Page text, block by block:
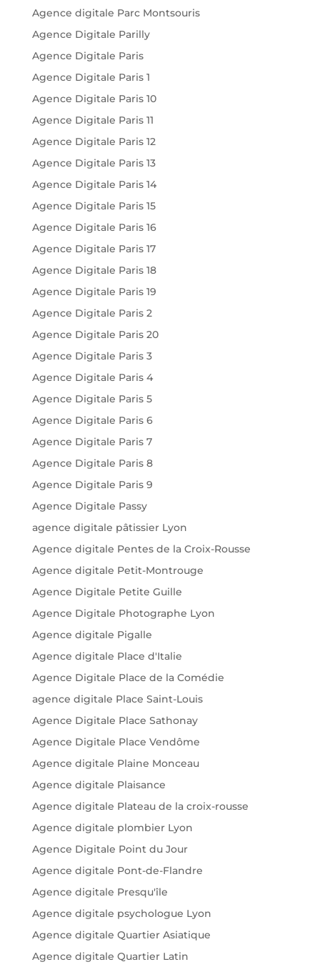
Agence digitale Parc Montsouris
Agence Digitale Parilly
Agence Digitale Paris
Agence Digitale Paris 1
Agence Digitale Paris 10
Agence Digitale Paris 11
Agence Digitale Paris 12
Agence Digitale Paris 13
Agence Digitale Paris 14
Agence Digitale Paris 15
Agence Digitale Paris 16
Agence Digitale Paris 17
Agence Digitale Paris 18
Agence Digitale Paris 19
Agence Digitale Paris 2
Agence Digitale Paris 20
Agence Digitale Paris 3
Agence Digitale Paris 4
Agence Digitale Paris 5
Agence Digitale Paris 6
Agence Digitale Paris 7
Agence Digitale Paris 8
Agence Digitale Paris 9
Agence Digitale Passy
agence digitale pâtissier Lyon
Agence digitale Pentes de la Croix-Rousse
Agence digitale Petit-Montrouge
Agence Digitale Petite Guille
Agence Digitale Photographe Lyon
Agence digitale Pigalle
Agence digitale Place d'Italie
Agence Digitale Place de la Comédie
agence digitale Place Saint-Louis
Agence Digitale Place Sathonay
Agence Digitale Place Vendôme
Agence digitale Plaine Monceau
Agence digitale Plaisance
Agence digitale Plateau de la croix-rousse
Agence digitale plombier Lyon
Agence Digitale Point du Jour
Agence digitale Pont-de-Flandre
Agence digitale Presqu'île
Agence digitale psychologue Lyon
Agence digitale Quartier Asiatique
Agence digitale Quartier Latin